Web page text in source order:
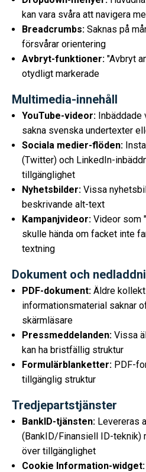
kan vara svåra att navigera
Breadcrumbs: Saknas på
försvårar orientering
Avbryt-funktioner: "Avbryt
otydligt markerade
Multimedia-innehåll
YouTube-videor: Inbäddade
sakna svenska undertexter
Sociala medier-flöden:
(Twitter) och LinkedIn-
tillgänglighet
Nyhetsbilder: Vissa
beskrivande alt-text
Kampanjvideor: Videor som
skulle hända om facket inte
textning
Dokument och
PDF-dokument: Äldre
informationsmaterial saknar
skärmläsare
Pressmeddelanden: Vissa
kan ha bristfällig struktur
Formulärblanketter: PDF-
tillgänglig struktur
Tredjepartstjänster
BankID-tjänsten: Levereras
(BankID/Finansiell ID-teknik)
över tillgänglighet
Cookie Information-widget: